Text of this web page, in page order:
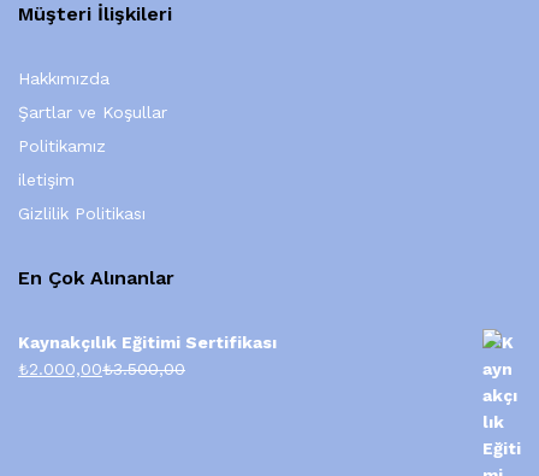
Müşteri İlişkileri
Hakkımızda
Şartlar ve Koşullar
Politikamız
iletişim
Gizlilik Politikası
En Çok Alınanlar
Kaynakçılık Eğitimi Sertifikası
₺2.000,00₺3.500,00